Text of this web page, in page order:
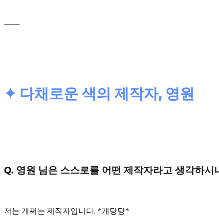
✦ 다채로운 색의 제작자, 영원
Q. 영원 님은 스스로를 어떤 제작자라고 생각하시
저는 개쩌는 제작자입니다. *개당당*